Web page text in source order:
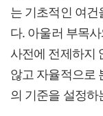
는 기초적인 여건
다. 아울러 부목
사전에 전제하지
않고 자율적으로
의 기준을 설정